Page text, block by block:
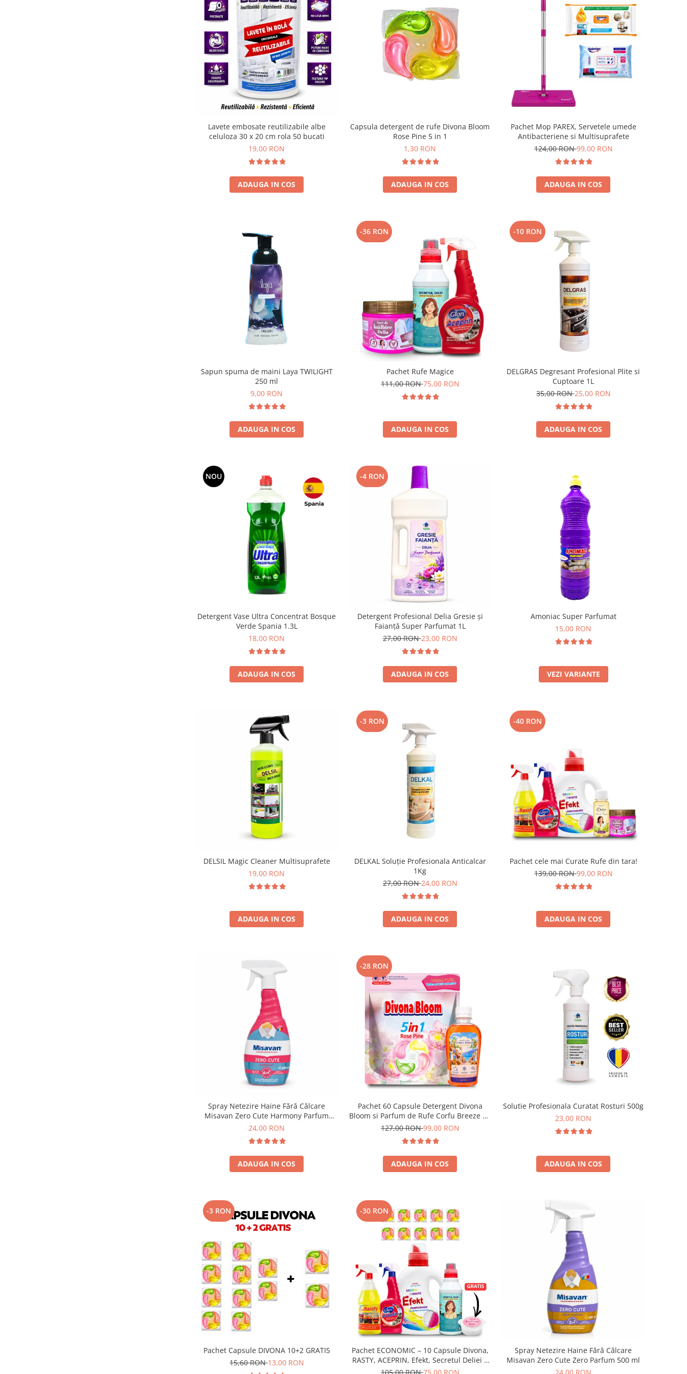
Lavete embosate reutilizabile albe
celuloza 30 x 20 cm rola 50 bucati
19,00 RON
ADAUGA IN COS
Capsula detergent de rufe Divona Bloom
Rose Pine 5 in 1
1,30 RON
ADAUGA IN COS
Pachet Mop PAREX, Servetele umede
Antibacteriene si Multisuprafete
124,00 RON99,00 RON
ADAUGA IN COS
Sapun spuma de maini Laya TWILIGHT
250 ml
9,00 RON
ADAUGA IN COS
-36 RON
Pachet Rufe Magice
111,00 RON75,00 RON
ADAUGA IN COS
-10 RON
DELGRAS Degresant Profesional Plite si
Cuptoare 1L
35,00 RON25,00 RON
ADAUGA IN COS
NOU
Detergent Vase Ultra Concentrat Bosque
Verde Spania 1.3L
18,00 RON
ADAUGA IN COS
-4 RON
Detergent Profesional Delia Gresie și
Faianță Super Parfumat 1L
27,00 RON23,00 RON
ADAUGA IN COS
Amoniac Super Parfumat
15,00 RON
VEZI VARIANTE
DELSIL Magic Cleaner Multisuprafete
19,00 RON
ADAUGA IN COS
-3 RON
DELKAL Soluție Profesionala Anticalcar
1Kg
27,00 RON24,00 RON
ADAUGA IN COS
-40 RON
Pachet cele mai Curate Rufe din tara!
139,00 RON99,00 RON
ADAUGA IN COS
Spray Netezire Haine Fără Călcare
Misavan Zero Cute Harmony Parfum
Discret 500 ml
24,00 RON
ADAUGA IN COS
-28 RON
Pachet 60 Capsule Detergent Divona
Bloom si Parfum de Rufe Corfu Breeze by
Delia 200 ml
127,00 RON99,00 RON
ADAUGA IN COS
Solutie Profesionala Curatat Rosturi 500g
23,00 RON
ADAUGA IN COS
-3 RON
Pachet Capsule DIVONA 10+2 GRATIS
15,60 RON13,00 RON
-30 RON
Pachet ECONOMIC – 10 Capsule Divona,
RASTY, ACEPRIN, Efekt, Secretul Deliei +
Sare Inalbire GRATIS
Spray Netezire Haine Fără Călcare
Misavan Zero Cute Zero Parfum 500 ml